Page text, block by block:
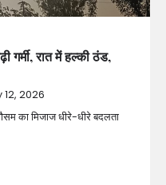
रात में हल्की ठंड,
2026
का मिजाज धीरे-धीरे बदलता